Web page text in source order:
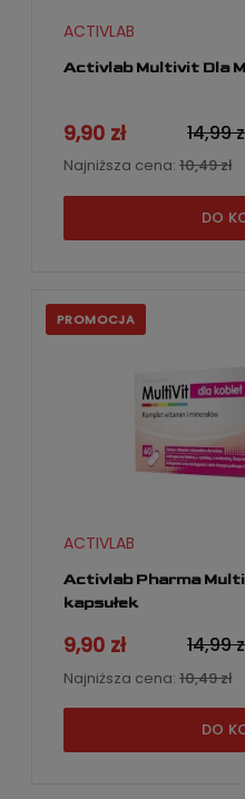
Activlab Multivit Dla
ACTIVLAB
9,90 zł 14,99
Najniższa cena: 10,49 zł
DO
Activlab Pharma
kapsułek
ACTIVLAB
9,90 zł 14,99
Najniższa cena: 10,49 zł
DO
PROMOCJA